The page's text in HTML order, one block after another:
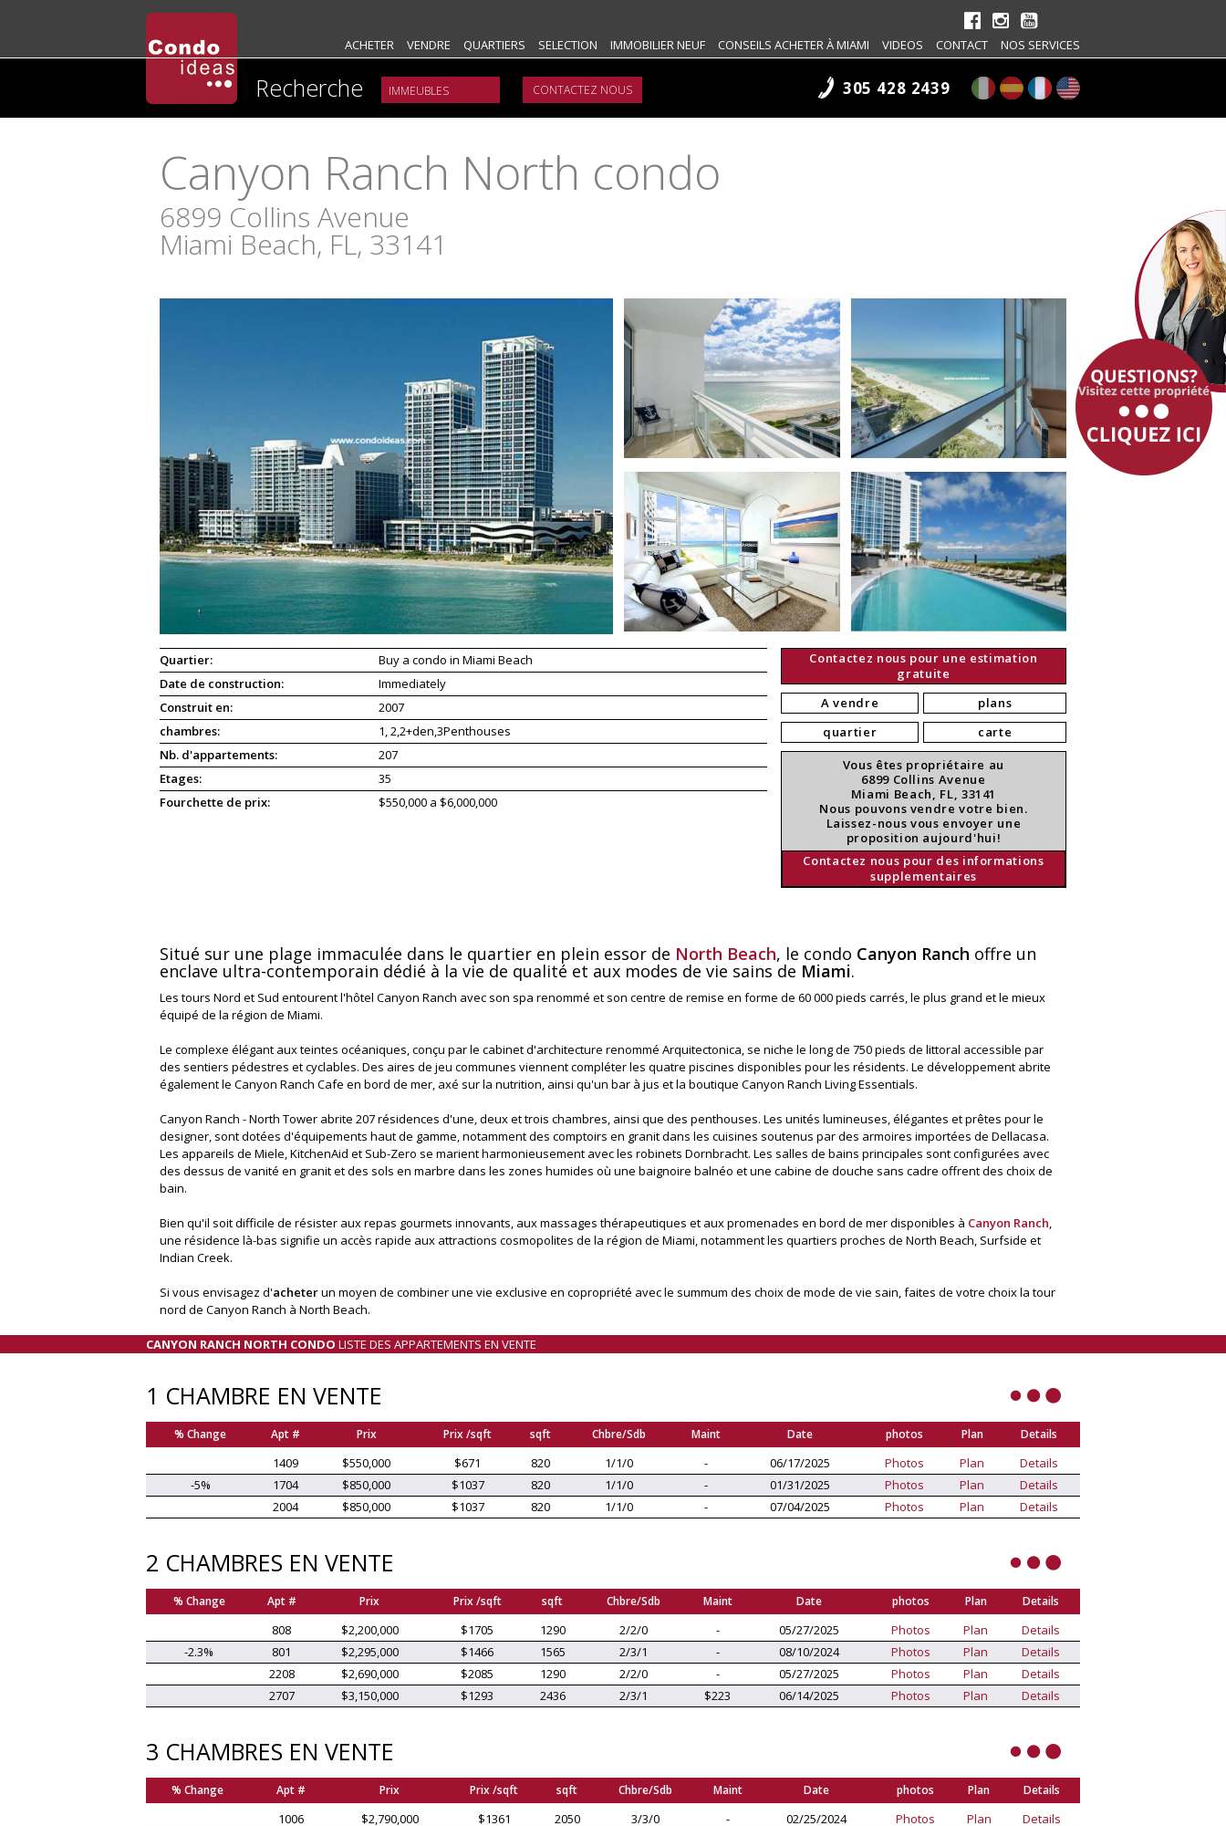
ACHETER VENDRE QUARTIERS SELECTION IMMOBILIER NEUF CONSEILS ACHETER À MIAMI VIDEOS CONTACT NOS SERVICES
Recherche CONTACTEZ NOUS 305 428 2439
Canyon Ranch North condo
6899 Collins Avenue
Miami Beach, FL, 33141
Quartier:
Buy a condo in Miami Beach
Date de construction:
Immediately
Construit en:
2007
chambres:
1, 2,2+den,3Penthouses
Nb. d'appartements:
207
Etages:
35
Fourchette de prix:
$550,000 a $6,000,000
Contactez nous pour une estimation
gratuite
A vendre
quartier
plans
carte
Vous êtes propriétaire au
6899 Collins Avenue
Miami Beach, FL, 33141
Nous pouvons vendre votre bien.
Laissez-nous vous envoyer une
proposition aujourd'hui!
Contactez nous pour des informations
supplementaires
Situé sur une plage immaculée dans le quartier en plein essor de North Beach, le condo Canyon Ranch offre un
enclave ultra-contemporain dédié à la vie de qualité et aux modes de vie sains de Miami.
Les tours Nord et Sud entourent l'hôtel Canyon Ranch avec son spa renommé et son centre de remise en forme de 60 000 pieds carrés, le plus grand et le mieux
équipé de la région de Miami.
Le complexe élégant aux teintes océaniques, conçu par le cabinet d'architecture renommé Arquitectonica, se niche le long de 750 pieds de littoral accessible par
des sentiers pédestres et cyclables. Des aires de jeu communes viennent compléter les quatre piscines disponibles pour les résidents. Le développement abrite
également le Canyon Ranch Cafe en bord de mer, axé sur la nutrition, ainsi qu'un bar à jus et la boutique Canyon Ranch Living Essentials.
Canyon Ranch - North Tower abrite 207 résidences d'une, deux et trois chambres, ainsi que des penthouses. Les unités lumineuses, élégantes et prêtes pour le
designer, sont dotées d'équipements haut de gamme, notamment des comptoirs en granit dans les cuisines soutenus par des armoires importées de Dellacasa.
Les appareils de Miele, KitchenAid et Sub-Zero se marient harmonieusement avec les robinets Dornbracht. Les salles de bains principales sont configurées avec
des dessus de vanité en granit et des sols en marbre dans les zones humides où une baignoire balnéo et une cabine de douche sans cadre offrent des choix de
bain.
Bien qu'il soit difficile de résister aux repas gourmets innovants, aux massages thérapeutiques et aux promenades en bord de mer disponibles à Canyon Ranch,
une résidence là-bas signifie un accès rapide aux attractions cosmopolites de la région de Miami, notamment les quartiers proches de North Beach, Surfside et
Indian Creek.
Si vous envisagez d'acheterun moyen de combiner une vie exclusive en copropriété avec le summum des choix de mode de vie sain, faites de votre choix la tour
nord de Canyon Ranch à North Beach.
CANYON RANCH NORTH CONDO LISTE DES APPARTEMENTS EN VENTE
1 CHAMBRE EN VENTE
% Change Apt # Prix Prix /sqft sqft Chbre/Sdb Maint Date photos Plan Details
1409 $550,000 $671 820 1/1/0 - 06/17/2025 Photos Plan
Details
-5%
1704 $850,000 $1037 820 1/1/0 - 01/31/2025 Photos Plan
Details
2004
$850,000 $1037 820 1/1/0 - 07/04/2025 Photos Plan Details
2 CHAMBRES EN VENTE
% Change Apt # Prix Prix /sqft sqft Chbre/Sdb Maint Date photos Plan Details
808 $2,200,000 $1705 1290 2/2/0 - 05/27/2025 Photos Plan
Details
-2.3%
801 $2,295,000 $1466 1565 2/3/1 - 08/10/2024 Photos Plan
Details
2208
$2,690,000 $2085 1290 2/2/0 - 05/27/2025 Photos Plan
Details
2707
$3,150,000 $1293 2436 2/3/1 $223 06/14/2025 Photos Plan Details
3 CHAMBRES EN VENTE
% Change Apt # Prix Prix /sqft sqft Chbre/Sdb Maint Date photos Plan Details
1006 $2,790,000 $1361 2050 3/3/0 - 02/25/2024 Photos Plan
Details